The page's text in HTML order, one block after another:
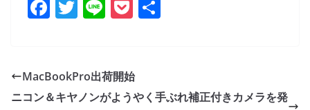
F
e
b
T
er
Li P
et
MacBookPro出荷開始
ニコン＆キヤノンがようやく手ぶれ補正付きカメラを発